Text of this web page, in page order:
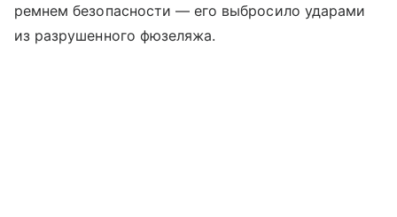
ремнем безопасности — его выбросило ударами
из разрушенного фюзеляжа.